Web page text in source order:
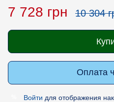
7 728 грн 10 304
Оплата
Войти для отображения